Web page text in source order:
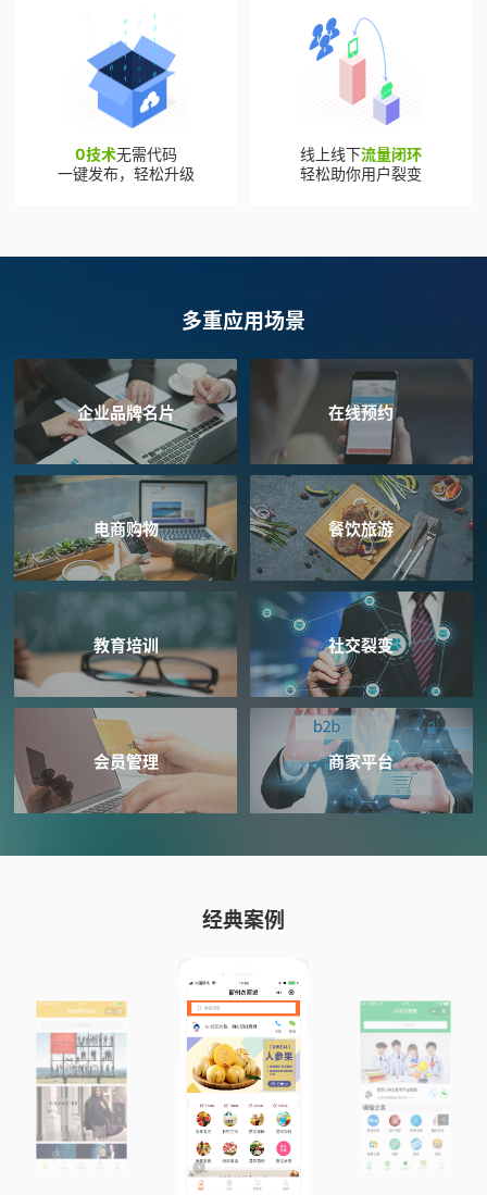
0技术无需代码
一键发布，轻松升级
线上线下流量闭环
轻松助你用户裂变
多重应用场景
企业品牌名片 在线预约
电商购物 餐饮旅游
教育培训 社交裂变
会员管理 商家平台
经典案例